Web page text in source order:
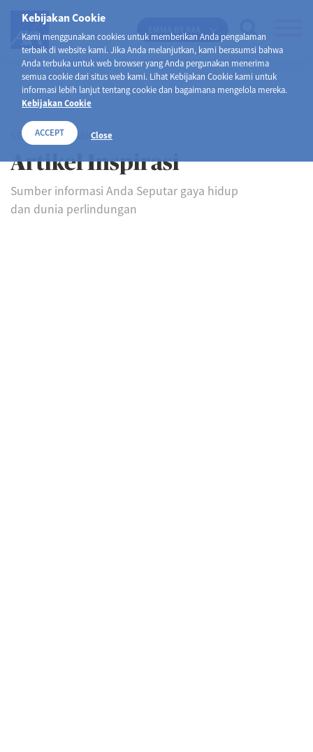
Kebijakan Cookie
Kami menggunakan cookies untuk memberikan Anda pengalaman
terbaik di website kami. Jika Anda melanjutkan, kami berasumsi bahwa
Anda terbuka untuk web browser yang Anda pergunakan menerima
semua cookie dari situs web kami. Lihat Kebijakan Cookie kami untuk
informasi lebih lanjut tentang cookie dan bagaimana mengelola mereka.
Kebijakan Cookie
ACCEPT Close
SELAMAT DATANG DI
Artikel Inspirasi
Sumber informasi Anda Seputar gaya hidup
dan dunia perlindungan